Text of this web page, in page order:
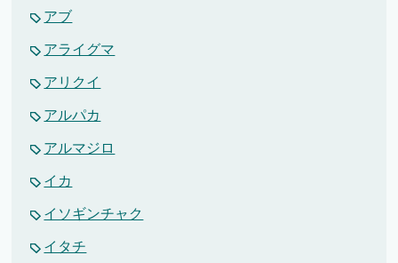
アブ
アライグマ
アリクイ
アルパカ
アルマジロ
イカ
イソギンチャク
イタチ